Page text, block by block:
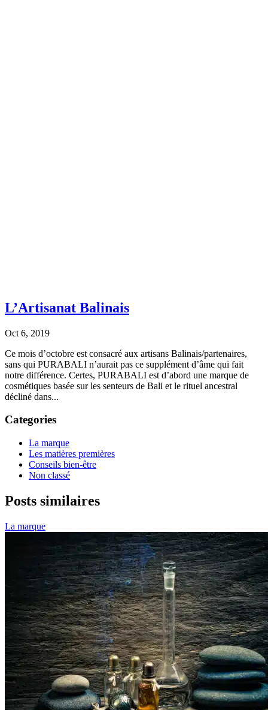
L’Artisanat Balinais
Oct 6, 2019
Ce mois d’octobre est consacré aux artisans Balinais/partenaires,
sans qui PURABALI n’aurait pas ce supplément d’âme qui fait
notre différence. Certes, PURABALI est d’abord une marque de
cosmétiques basée sur les senteurs de Bali et le rituel ancestral
décliné dans...
Categories
La marque
Les matières premières
Conseils bien-être
Non classé
Posts similaires
La marque